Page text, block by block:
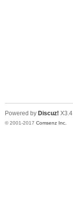
Powered by Discuz! X3.4
© 2001-2017 Comsenz Inc.